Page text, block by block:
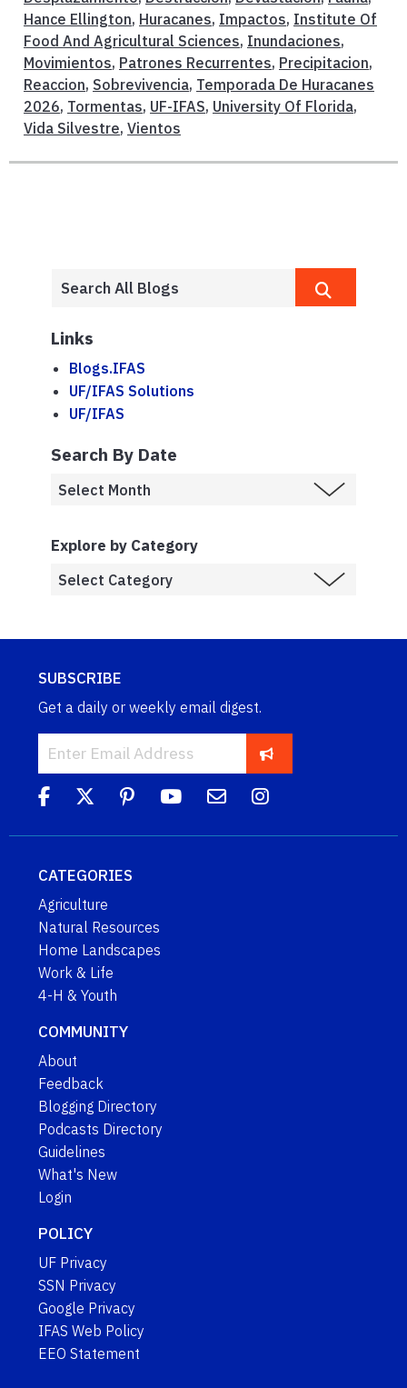
Hance Ellington, Huracanes, Impactos, Institute Of
Food And Agricultural Sciences, Inundaciones,
Movimientos, Patrones Recurrentes, Precipitacion,
Reaccion, Sobrevivencia, Temporada De Huracanes
2026, Tormentas, UF-IFAS, University Of Florida,
Vida Silvestre, Vientos
Links
Blogs.IFAS
UF/IFAS Solutions
UF/IFAS
Search By Date
Explore by Category
SUBSCRIBE
Get a daily or weekly email digest.
CATEGORIES
Agriculture
Natural Resources
Home Landscapes
Work & Life
4-H & Youth
COMMUNITY
About
Feedback
Blogging Directory
Podcasts Directory
Guidelines
What's New
Login
POLICY
UF Privacy
SSN Privacy
Google Privacy
IFAS Web Policy
EEO Statement